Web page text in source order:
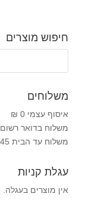
חיפוש מוצרים
משלוחים
איסוף עצמי 0 ₪
משלוח בדואר רשום 25 ₪
משלוח עד הבית 45 ₪
עגלת קניות
אין מוצרים בעגלה.